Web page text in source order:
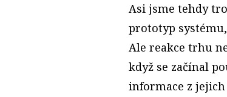
Asi jsme tehdy
prototyp
Ale reakce trhu
když se začínal
informace z